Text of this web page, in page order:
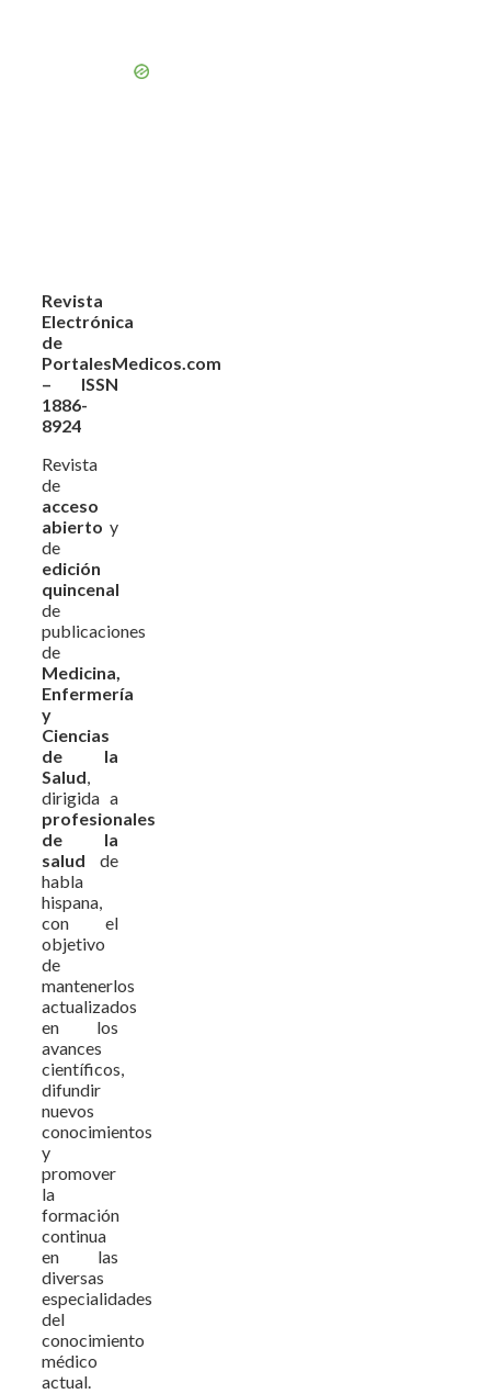
Revista
Electrónica
de
PortalesMedicos.com
– ISSN
1886-
8924
Revista
de
acceso
abierto y
de
edición
quincenal
de
publicaciones
de
Medicina,
Enfermería
y
Ciencias
de la
Salud,
dirigida a
profesionales
de la
salud de
habla
hispana,
con el
objetivo
de
mantenerlos
actualizados
en los
avances
científicos,
difundir
nuevos
conocimientos
y
promover
la
formación
continua
en las
diversas
especialidades
del
conocimiento
médico
actual.